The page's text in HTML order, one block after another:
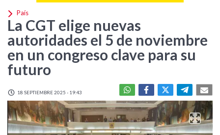
País
La CGT elige nuevas
autoridades el 5 de noviembre
en un congreso clave para su
futuro
18 SEPTIEMBRE 2025 - 19:43